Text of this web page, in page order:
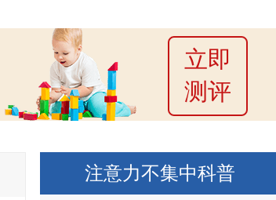
立即
测评
注意力不集中科普